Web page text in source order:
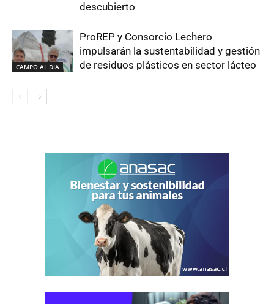
descubierto
CAMPO AL DIA
ProREP y Consorcio Lechero
impulsarán la sustentabilidad y gestión
de residuos plásticos en sector lácteo